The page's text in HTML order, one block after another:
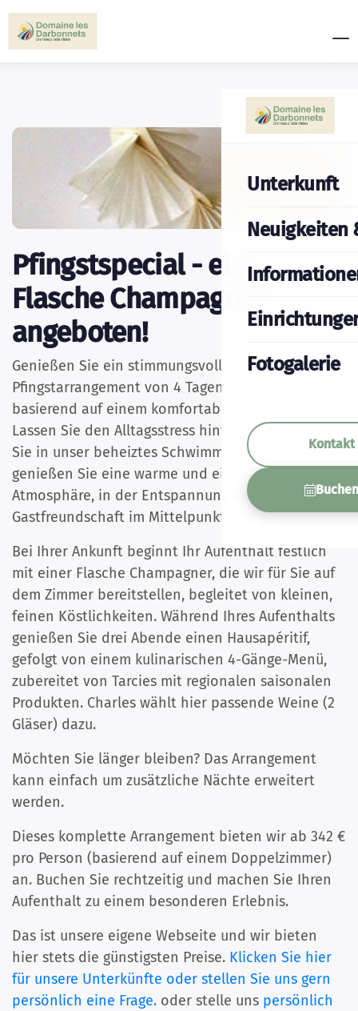
Unterkunft
Neuigkeiten
Fotogalerie
Kontakt
Pfingstspecial - eine
Flasche Champagner wird
angeboten!
Genießen Sie ein stimmungsvolles und sorgloses
Pfingstarrangement von 4 Tagen/3 Nächten,
basierend auf einem komfortablen Doppelzimmer.
Lassen Sie den Alltagsstress hinter sich, tauchen
Sie in unser beheiztes Schwimmbad ein und
genießen Sie eine warme und einladende
Atmosphäre, in der Entspannung und
Gastfreundschaft im Mittelpunkt stehen.
Bei Ihrer Ankunft beginnt Ihr Aufenthalt festlich
mit einer Flasche Champagner, die wir für Sie auf
dem Zimmer bereitstellen, begleitet von kleinen,
feinen Köstlichkeiten. Während Ihres Aufenthalts
genießen Sie drei Abende einen Hausapéritif,
gefolgt von einem kulinarischen 4-Gänge-Menü,
zubereitet von Tarcies mit regionalen saisonalen
Produkten. Charles wählt hier passende Weine (2
Gläser) dazu.
Möchten Sie länger bleiben? Das Arrangement
kann einfach um zusätzliche Nächte erweitert
werden.
Dieses komplette Arrangement bieten wir ab 342 €
pro Person (basierend auf einem Doppelzimmer)
an. Buchen Sie rechtzeitig und machen Sie Ihren
Aufenthalt zu einem besonderen Erlebnis.
Das ist unsere eigene Webseite und wir bieten
hier stets die günstigsten Preise. Klicken Sie hier
für unsere Unterkünfte oder stellen Sie uns gern
persönlich eine Frage. oder stelle uns persönlich